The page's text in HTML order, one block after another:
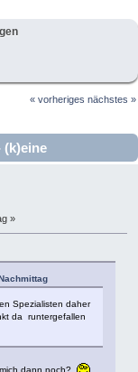
« vorheriges nächstes »
(k)eine
»
Spezialisten daher
da runtergefallen
dann noch?